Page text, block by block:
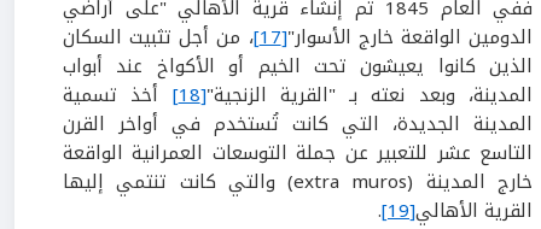
ففي العام 1845 تم إنشاء قرية الأهالي "على أراضي
الدومين الواقعة خارج الأسوار"[17]
، من أجل تثبيت السكان
الذين كانوا يعيشون تحت الخيم أو الأكواخ عند أبواب
المدينة، وبعد نعته بـ "القرية الزنجية"[18]
أخذ تسمية
المدينة الجديدة، التي كانت تُستخدم في أواخر القرن
التاسع عشر للتعبير عن جملة التوسعات العمرانية الواقعة
خارج المدينة (extra muros) والتي كانت تنتمي إليها
القرية الأهالي[19]
.